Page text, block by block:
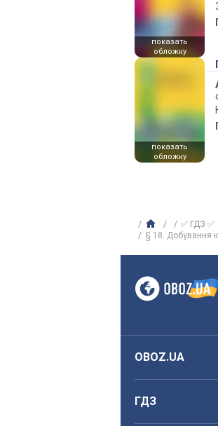
показать
обложку
показать
обложку
✅ ГДЗ ✅
§ 18. Добування
OBOZ.UA
ГДЗ